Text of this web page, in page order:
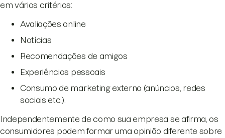
em vários critérios:
Avaliações online
Notícias
Recomendações de amigos
Experiências pessoais
Consumo de marketing externo (anúncios, redes
sociais etc.).
Independentemente de como sua empresa se afirma, os
consumidores podem formar uma opinião diferente sobre